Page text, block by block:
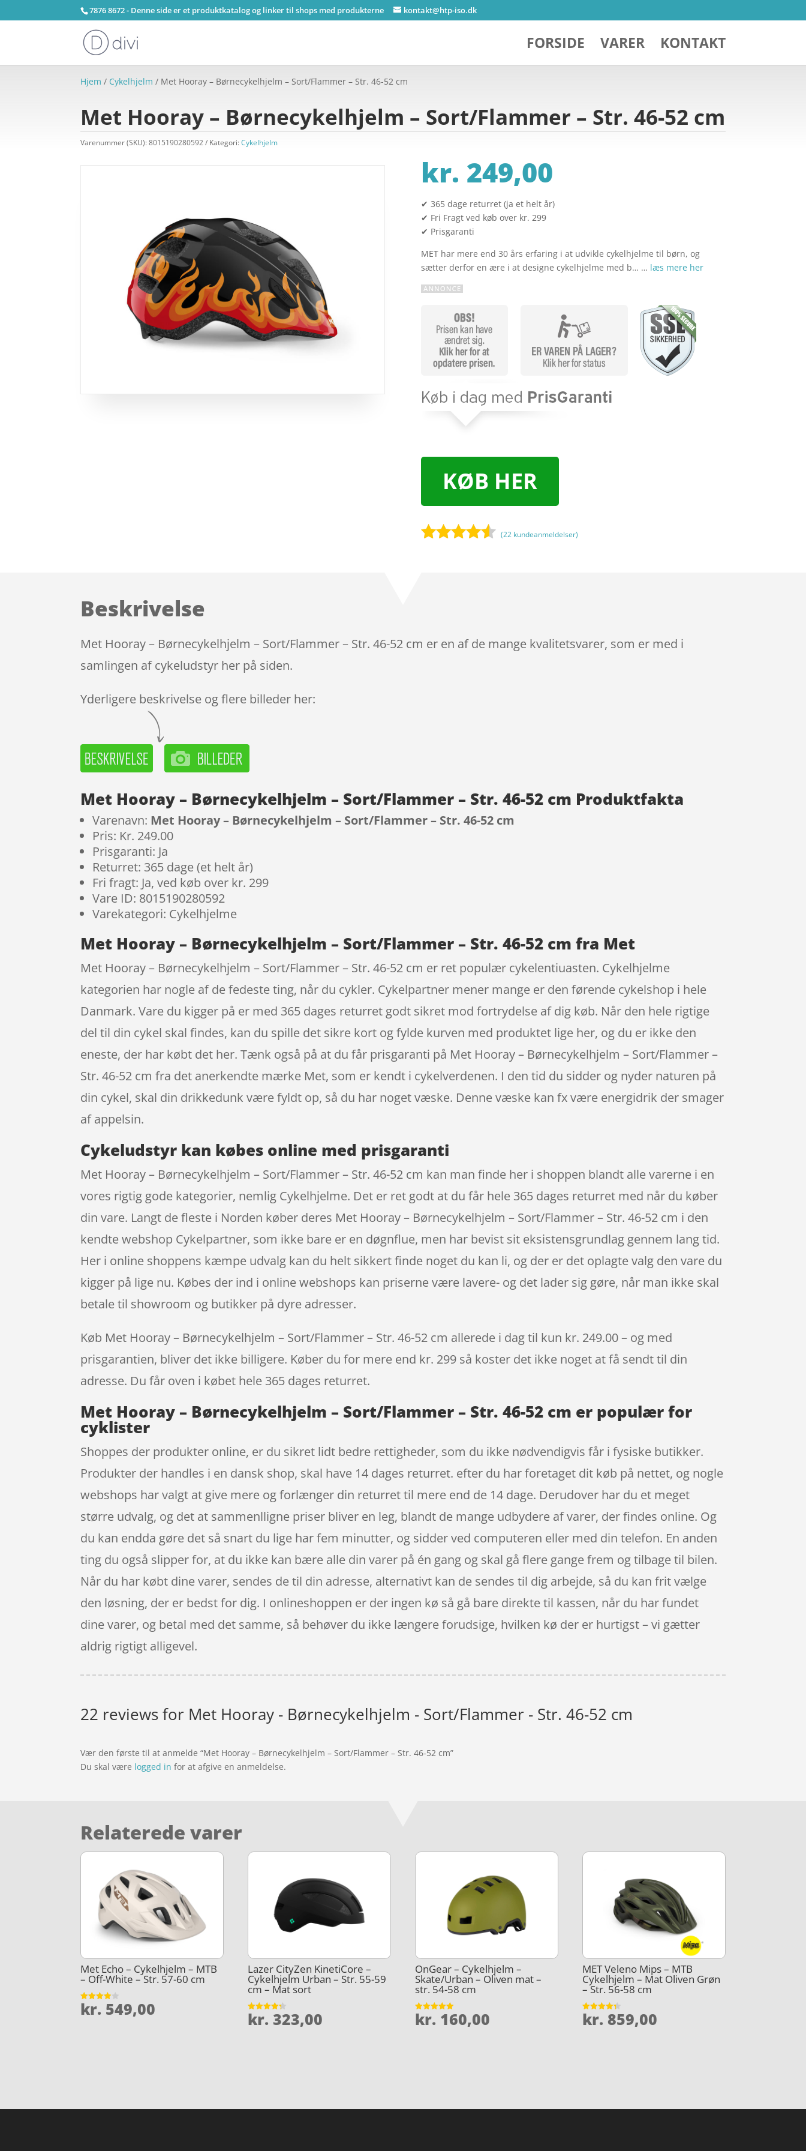
7876 8672 - Denne side er et produktkatalog og linker til shops med produkterne kontakt@htp-iso.dk
FORSIDE VARER KONTAKT
Hjem / Cykelhjelm / Met Hooray – Børnecykelhjelm – Sort/Flammer – Str. 46-52 cm
Met Hooray – Børnecykelhjelm – Sort/Flammer – Str. 46-52 cm
Varenummer (SKU):8015190280592 Kategori:Cykelhjelm
kr. 249,00
✔ 365 dage returret (ja et helt år)
✔ Fri Fragt ved køb over kr. 299
✔ Prisgaranti
MET har mere end 30 års erfaring i at udvikle cykelhjelme til børn, og
sætter derfor en ære i at designe cykelhjelme med b… … læs mere her
KØB HER
mmelser
(22 kundeanmeldelser)
Beskrivelse
Met Hooray – Børnecykelhjelm – Sort/Flammer – Str. 46-52 cm er en af de mange kvalitetsvarer, som er med i
samlingen af cykeludstyr her på siden.
Yderligere beskrivelse og flere billeder her:
Met Hooray – Børnecykelhjelm – Sort/Flammer – Str. 46-52 cm Produktfakta
Varenavn: Met Hooray – Børnecykelhjelm – Sort/Flammer – Str. 46-52 cm
Pris: Kr. 249.00
Prisgaranti: Ja
Returret: 365 dage (et helt år)
Fri fragt: Ja, ved køb over kr. 299
Vare ID: 8015190280592
Varekategori: Cykelhjelme
Met Hooray – Børnecykelhjelm – Sort/Flammer – Str. 46-52 cm fra Met
Met Hooray – Børnecykelhjelm – Sort/Flammer – Str. 46-52 cm er ret populær cykelentiuasten. Cykelhjelme
kategorien har nogle af de fedeste ting, når du cykler. Cykelpartner mener mange er den førende cykelshop i hele
Danmark. Vare du kigger på er med 365 dages returret godt sikret mod fortrydelse af dig køb. Når den hele rigtige
del til din cykel skal findes, kan du spille det sikre kort og fylde kurven med produktet lige her, og du er ikke den
eneste, der har købt det her. Tænk også på at du får prisgaranti på Met Hooray – Børnecykelhjelm – Sort/Flammer –
Str. 46-52 cm fra det anerkendte mærke Met, som er kendt i cykelverdenen. I den tid du sidder og nyder naturen på
din cykel, skal din drikkedunk være fyldt op, så du har noget væske. Denne væske kan fx være energidrik der smager
af appelsin.
Cykeludstyr kan købes online med prisgaranti
Met Hooray – Børnecykelhjelm – Sort/Flammer – Str. 46-52 cm kan man finde her i shoppen blandt alle varerne i en
vores rigtig gode kategorier, nemlig Cykelhjelme. Det er ret godt at du får hele 365 dages returret med når du køber
din vare. Langt de fleste i Norden køber deres Met Hooray – Børnecykelhjelm – Sort/Flammer – Str. 46-52 cm i den
kendte webshop Cykelpartner, som ikke bare er en døgnflue, men har bevist sit eksistensgrundlag gennem lang tid.
Her i online shoppens kæmpe udvalg kan du helt sikkert finde noget du kan li, og der er det oplagte valg den vare du
kigger på lige nu. Købes der ind i online webshops kan priserne være lavere- og det lader sig gøre, når man ikke skal
betale til showroom og butikker på dyre adresser.
Køb Met Hooray – Børnecykelhjelm – Sort/Flammer – Str. 46-52 cm allerede i dag til kun kr. 249.00 – og med
prisgarantien, bliver det ikke billigere. Køber du for mere end kr. 299 så koster det ikke noget at få sendt til din
adresse. Du får oven i købet hele 365 dages returret.
Met Hooray – Børnecykelhjelm – Sort/Flammer – Str. 46-52 cm er populær for
cyklister
Shoppes der produkter online, er du sikret lidt bedre rettigheder, som du ikke nødvendigvis får i fysiske butikker.
Produkter der handles i en dansk shop, skal have 14 dages returret. efter du har foretaget dit køb på nettet, og nogle
webshops har valgt at give mere og forlænger din returret til mere end de 14 dage. Derudover har du et meget
større udvalg, og det at sammenlligne priser bliver en leg, blandt de mange udbydere af varer, der findes online. Og
du kan endda gøre det så snart du lige har fem minutter, og sidder ved computeren eller med din telefon. En anden
ting du også slipper for, at du ikke kan bære alle din varer på én gang og skal gå flere gange frem og tilbage til bilen.
Når du har købt dine varer, sendes de til din adresse, alternativt kan de sendes til dig arbejde, så du kan frit vælge
den løsning, der er bedst for dig. I onlineshoppen er der ingen kø så gå bare direkte til kassen, når du har fundet
dine varer, og betal med det samme, så behøver du ikke længere forudsige, hvilken kø der er hurtigst – vi gætter
aldrig rigtigt alligevel.
22 reviews for Met Hooray - Børnecykelhjelm - Sort/Flammer - Str. 46-52 cm
Vær den første til at anmelde “Met Hooray – Børnecykelhjelm – Sort/Flammer – Str. 46-52 cm”
Du skal være logged in for at afgive en anmeldelse.
Relaterede varer
Met Echo – Cykelhjelm – MTB
– Off-White – Str. 57-60 cm
Vurderet
3.9
kr. 549,00
Lazer CityZen KinetiCore –
Cykelhjelm Urban – Str. 55-59
cm – Mat sort
Vurderet
4.3
kr. 323,00
OnGear – Cykelhjelm –
Skate/Urban – Oliven mat –
str. 54-58 cm
Vurderet
4.9
kr. 160,00
MET Veleno Mips – MTB
Cykelhjelm – Mat Oliven Grøn
– Str. 56-58 cm
Vurderet
4.3
kr. 859,00